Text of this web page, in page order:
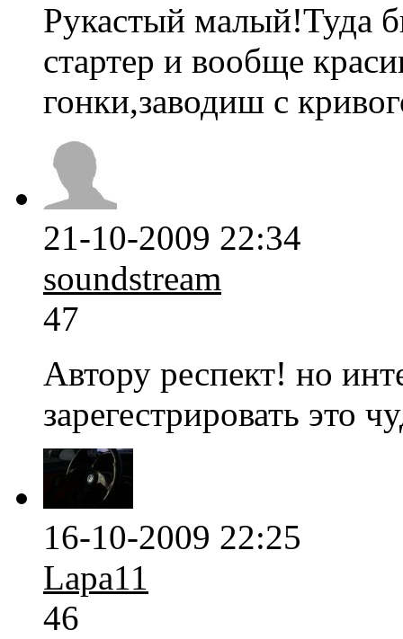
Рукастый малый!Туда
стартер и вообще
гонки,заводиш с
21-10-2009 22:34
soundstream
47
Автору респект! но
зарегестрировать это
16-10-2009 22:25
Lapa11
46